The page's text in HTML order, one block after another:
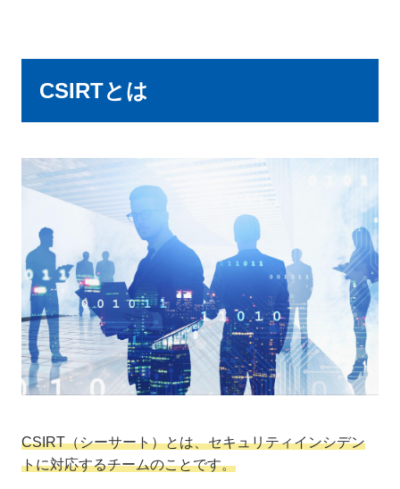
CSIRTとは
CSIRT（シーサート）とは、セキュリティインシデン
トに対応するチームのことです。